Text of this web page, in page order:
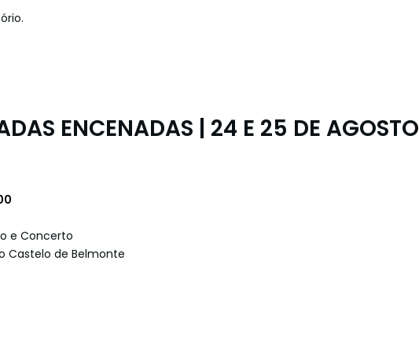
ENCENADAS | 24 E 25 DE AGOSTO
e Concerto
Castelo de Belmonte